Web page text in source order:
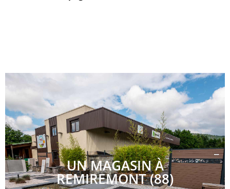
UN MAGASIN À
REMIREMONT (88)